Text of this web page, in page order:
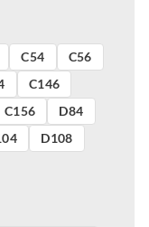
C54
C56
C146
C156
D84
D108